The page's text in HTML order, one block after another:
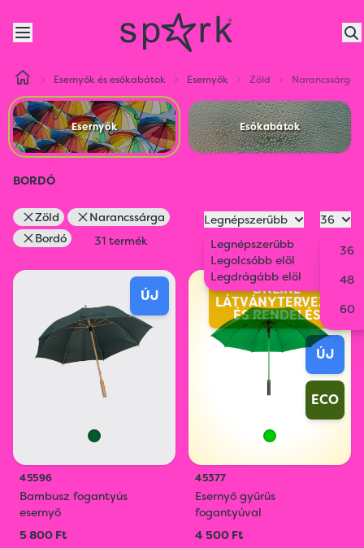
Esernyők és esőkabátok Esernyők Zöld Narancssárga
Esernyők Esőkabátok
BORDÓ
Zöld
Narancssárga
Bordó
31 termék
Legnépszerűbb
Legnépszerűbb
Legolcsóbb elöl
Legdrágább elöl
36
36
48
60
ÚJ
45596
Bambusz fogantyús
esernyő
5 800 Ft
ONLINE
LÁTVÁNYTERVEZŐ
ÉS RENDELÉS
ÚJ
ECO
45377
Esernyő gyűrűs
fogantyúval
4 500 Ft